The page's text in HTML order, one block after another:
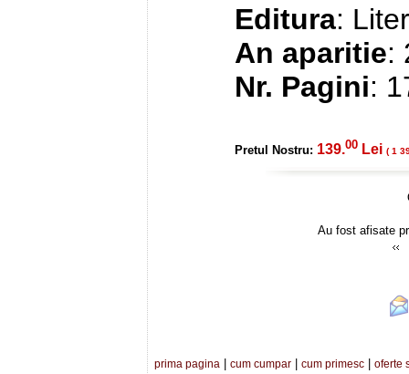
Editura:
An aparitie:
Nr. Pagini:
Pretul Nostru: 139.00 Lei ( 1
Au fost afisate
prima pagina cum cumpar cum primesc oferte